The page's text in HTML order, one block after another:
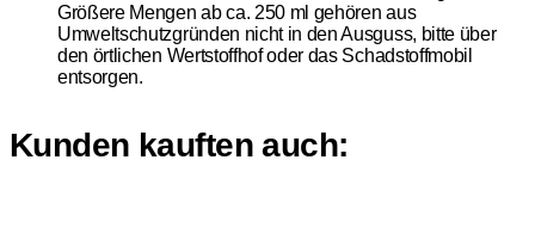
Größere Mengen ab ca. 250 ml gehören aus
Umweltschutzgründen nicht in den Ausguss, bitte über
den örtlichen Wertstoffhof oder das Schadstoffmobil
entsorgen.
Kunden kauften auch: